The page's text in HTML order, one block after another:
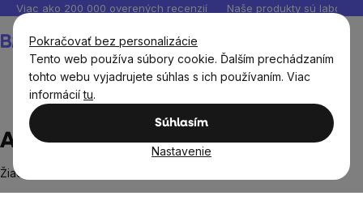
Pokračovať bez personalizácie
Tento web používa súbory cookie. Ďalším prechádzaním
tohto webu vyjadrujete súhlas s ich používaním. Viac
informáciítu.
Súhlasím
Nastavenie
Prejsť
obsah
Viac ako 200 000 overených recenzií Naše produkty sú
košík
Amazonia
Amazonia
Žiadne produkty značky